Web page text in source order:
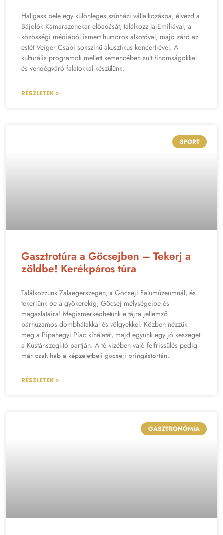
Hallgass bele egy különleges színházi vállalkozásba, élvezd a
Bájolók Kamarazenekar előadását, találkozz JajEmíliával, a
közösségi médiából ismert humoros alkotóval, majd zárd az
estét Veiger Csabi sokszínű akusztikus koncertjével. A
kulturális programok mellett kemencében sült finomságokkal
és vendégváró falatokkal készülünk.
RÉSZLETEK »
SPORT
Gasztrotúra a Göcsejben – Tekerj a
zöldbe! Kerékpáros túra
Találkozzunk Zalaegerszegen, a Göcseji Falumúzeumnál, és
tekerjünk be a gyökerekig, Göcsej mélységeibe és
magaslataira! Megismerkedhetünk e tájra jellemző
párhuzamos dombhátakkal és völgyekkel. Közben nézzük
meg a Pipahegyi Piac kínálatát, majd együnk egy jó keszeget
a Kustánszegi-tó partján. A tó vizében való felfrissülés pedig
már csak hab a képzeletbeli göcseji bringástortán.
RÉSZLETEK »
GASZTRONÓMIA